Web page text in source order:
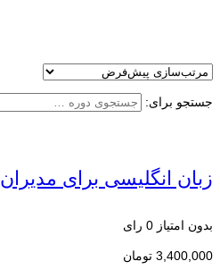
جستجو برای:
زبان انگلیسی برای مدیران
بدون امتیاز 0 رای
3,400,000 تومان